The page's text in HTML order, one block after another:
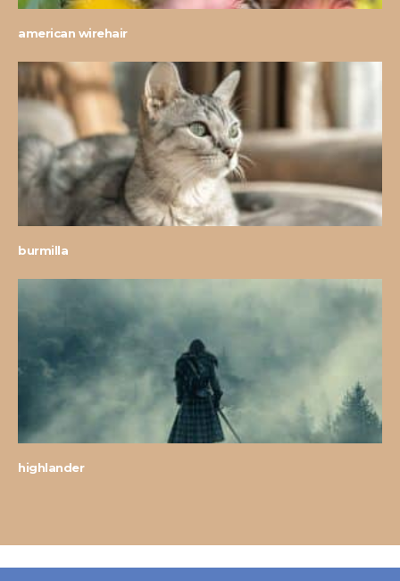
american wirehair
burmilla
highlander